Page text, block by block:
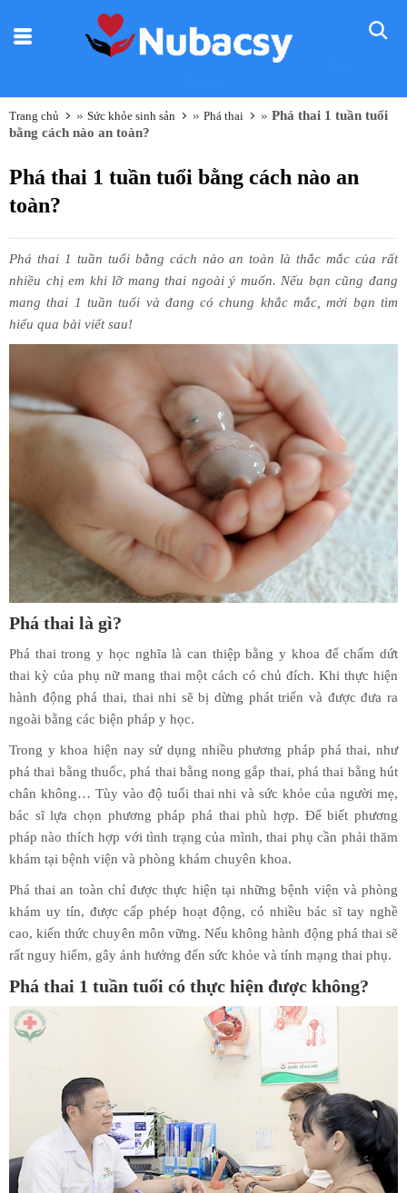
Trang chủ » Sức khỏe sinh sản » Phá thai » Phá thai 1 tuần tuổi
bằng cách nào an toàn?
Phá thai 1 tuần tuổi bằng cách nào an
toàn?
Phá thai 1 tuần tuổi bằng cách nào an toàn là thắc mắc của rất
nhiều chị em khi lỡ mang thai ngoài ý muốn. Nếu bạn cũng đang
mang thai 1 tuần tuổi và đang có chung khắc mắc, mời bạn tìm
hiểu qua bài viết sau!
Phá thai là gì?
Phá thai trong y học nghĩa là can thiệp bằng y khoa để chấm dứt
thai kỳ của phụ nữ mang thai một cách có chủ đích. Khi thực hiện
hành động phá thai, thai nhi sẽ bị dừng phát triển và được đưa ra
ngoài bằng các biện pháp y học.
Trong y khoa hiện nay sử dụng nhiều phương pháp phá thai, như
phá thai bằng thuốc, phá thai bằng nong gắp thai, phá thai bằng hút
chân không… Tùy vào độ tuổi thai nhi và sức khỏe của người mẹ,
bác sĩ lựa chọn phương pháp phá thai phù hợp. Để biết phương
pháp nào thích hợp với tình trạng của mình, thai phụ cần phải thăm
khám tại bệnh viện và phòng khám chuyên khoa.
Phá thai an toàn chỉ được thực hiện tại những bệnh viện và phòng
khám uy tín, được cấp phép hoạt động, có nhiều bác sĩ tay nghề
cao, kiến thức chuyên môn vững. Nếu không hành động phá thai sẽ
rất nguy hiểm, gây ảnh hưởng đến sức khỏe và tính mạng thai phụ.
Phá thai 1 tuần tuổi có thực hiện được không?